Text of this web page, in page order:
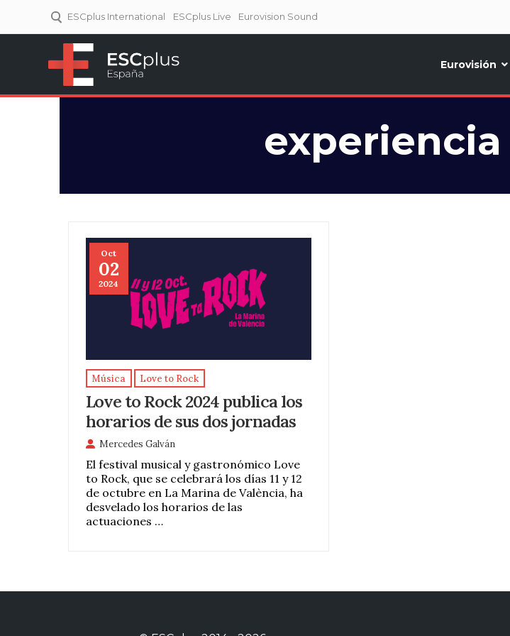
ESCplus International ESCplus Live Eurovision Sound
Eurovisión
Oct
02
2024
Música Love to Rock
Love to Rock 2024 publica los
horarios de sus dos jornadas
Mercedes Galván
El festival musical y gastronómico Love
to Rock, que se celebrará los días 11 y 12
de octubre en La Marina de València, ha
desvelado los horarios de las
actuaciones …